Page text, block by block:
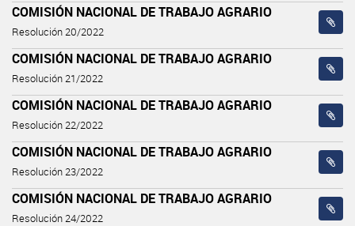
COMISIÓN NACIONAL DE TRABAJO AGRARIO
Resolución 20/2022
COMISIÓN NACIONAL DE TRABAJO AGRARIO
Resolución 21/2022
COMISIÓN NACIONAL DE TRABAJO AGRARIO
Resolución 22/2022
COMISIÓN NACIONAL DE TRABAJO AGRARIO
Resolución 23/2022
COMISIÓN NACIONAL DE TRABAJO AGRARIO
Resolución 24/2022